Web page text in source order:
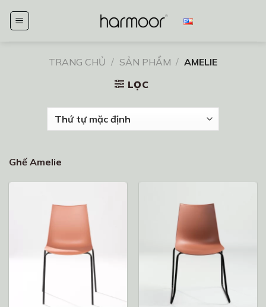
đến
TRANG CHỦ / SẢN PHẨM / AMELIE
LỌC
Ghế Amelie